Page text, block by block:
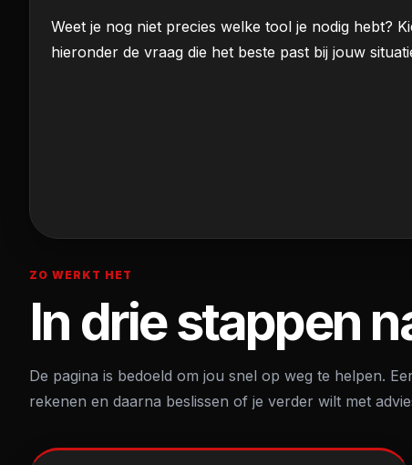
Weet je nog niet precies welke tool je nodig hebt?
hieronder de vraag die het beste past bij jouw
ZO WERKT HET
In drie stappen
De pagina is bedoeld om jou snel op weg te helpen.
rekenen en daarna beslissen of je verder wilt met